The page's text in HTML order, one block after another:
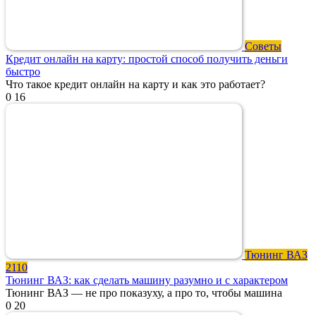
Советы
Кредит онлайн на карту: простой способ получить деньги
быстро
Что такое кредит онлайн на карту и как это работает?
0 16
Тюнинг ВАЗ
2110
Тюнинг ВАЗ: как сделать машину разумно и с характером
Тюнинг ВАЗ — не про показуху, а про то, чтобы машина
0 20